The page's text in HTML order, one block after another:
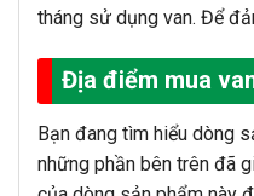
tháng sử dụng van. Để
Địa điểm mua
Bạn đang tìm hiểu dòng
những phần bên trên đã